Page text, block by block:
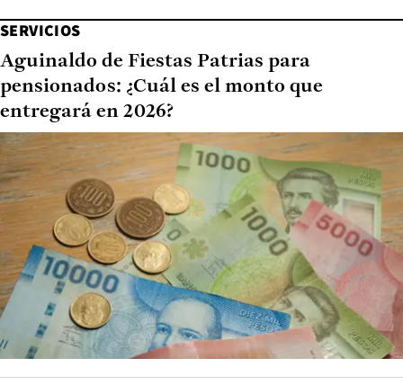
SERVICIOS
Aguinaldo de Fiestas Patrias para
pensionados: ¿Cuál es el monto que
entregará en 2026?